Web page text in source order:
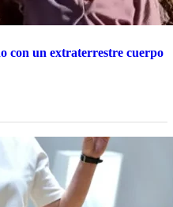
con un extraterrestre cuerpo